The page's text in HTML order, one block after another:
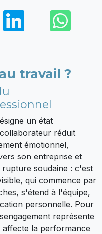
LinkedIn
travail ?
un état
réduit
émotionnel,
son entreprise et
rupture soudaine : c'est
qui commence par
s'étend à l'équipe,
personnelle. Pour
représente
affecte la performance